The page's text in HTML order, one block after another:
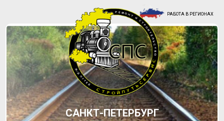
РАБОТА В РЕГИОНАХ
САНКТ-ПЕТЕРБУРГ